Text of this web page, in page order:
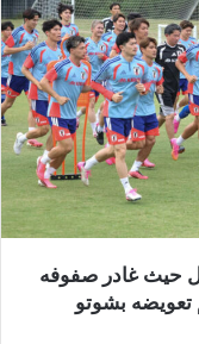
حيث غادر صفوفه
تعويضه بشوتو